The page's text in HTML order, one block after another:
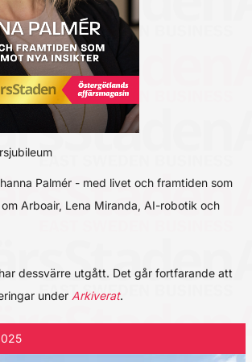
Palmér - med livet och framtiden som
Arboair, Lena Miranda, AI-robotik och
dessvärre utgått. Det går fortfarande att
under Arkiverat.